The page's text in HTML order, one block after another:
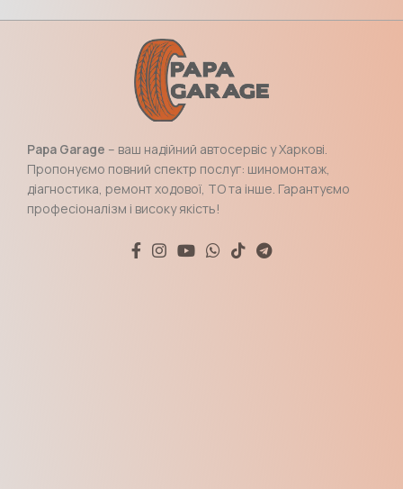
Papa Garage – ваш надійний автосервіс у Харкові.
Пропонуємо повний спектр послуг: шиномонтаж,
діагностика, ремонт ходової, ТО та інше. Гарантуємо
професіоналізм і високу якість!